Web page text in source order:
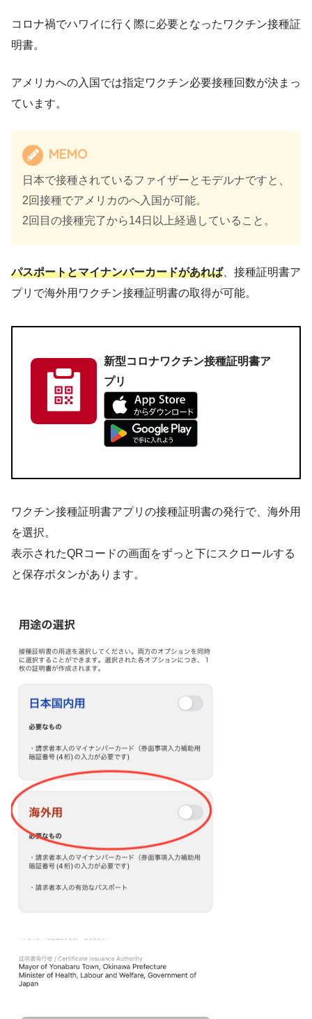
コロナ禍でハワイに行く際に必要となったワクチン接種証
明書。
アメリカへの入国では指定ワクチン必要接種回数が決まっ
ています。
MEMO
日本で接種されているファイザーとモデルナですと、
2回接種でアメリカのへ入国が可能。
2回目の接種完了から14日以上経過していること。
パスポートとマイナンバーカードがあれば、接種証明書ア
プリで海外用ワクチン接種証明書の取得が可能。
新型コロナワクチン接種証明書ア
プリ
ワクチン接種証明書アプリの接種証明書の発行で、海外用
を選択。
表示されたQRコードの画面をずっと下にスクロールする
と保存ボタンがあります。